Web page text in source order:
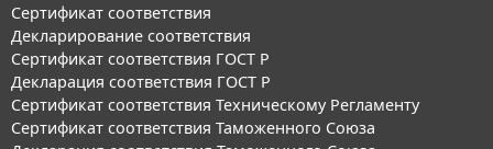
Сертификат соответствия
Декларирование соответствия
Сертификат соответствия ГОСТ Р
Декларация соответствия ГОСТ Р
Сертификат соответствия Техническому Регламенту
Сертификат соответствия Таможенного Союза